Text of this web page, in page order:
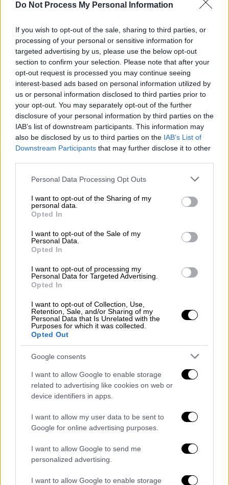
Do Not Process My Personal Information
If you wish to opt-out of the sale, sharing to third parties, or
processing of your personal or sensitive information for
targeted advertising by us, please use the below opt-out
section to confirm your selection. Please note that after your
opt-out request is processed you may continue seeing
interest-based ads based on personal information utilized by
us or personal information disclosed to third parties prior to
your opt-out. You may separately opt-out of the further
disclosure of your personal information by third parties on the
IAB’s list of downstream participants. This information may
also be disclosed by us to third parties on the IAB’s List of
Downstream Participants that may further disclose it to other
Please note that this website/app uses one or more Google
not limited to your visit or usage behaviour. You may click to
grant or deny consent to Google and its third-party tags to
use your data for below specified purposes in below Google
consent section.
Personal Data Processing Opt Outs
I want to opt-out of the Sharing of my
personal data.
Opted In
I want to opt-out of the Sale of my
Personal Data.
Opted In
I want to opt-out of processing my
Personal Data for Targeted Advertising.
Opted In
I want to opt-out of Collection, Use,
Retention, Sale, and/or Sharing of my
Personal Data that Is Unrelated with the
Purposes for which it was collected.
Opted Out
Google consents
I want to allow Google to enable storage
related to advertising like cookies on web or
device identifiers in apps.
I want to allow my user data to be sent to
Google for online advertising purposes.
I want to allow Google to send me
personalized advertising.
I want to allow Google to enable storage
Ο Λάζαρος γύρισε από τους νεκρούς,
τότε – Τι είδε που το ερμήνευσαν μόνο
οι ποιητές
Η ανάσταση του Λαζάρου σήμερα. Γιατί ο
φίλος του Ιησού δεν γέλασε ποτέ ξανά και
δεν είπε σε κανέναν τι είδε στον Άδη. Μόνο
οι λογοτέχνες αποκρυπτογάφησαν την
κατήφειά του...
Εκκλησία
Σάββατο του Λαζάρου: Τα έθιμα, τα
κάλαντα και τα λαζαράκια
Ξεκινά η αντίστροφη μέτρηση για το Πάσχα
Πάσχα
έθιμα
ειδήσεις τώρα
σαν σημερα
έθιμα Πάσχα